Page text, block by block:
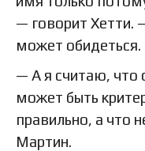
— говорит Хетти.
может обидеться.
— А я считаю, что
может быть
правильно, а что
Мартин.